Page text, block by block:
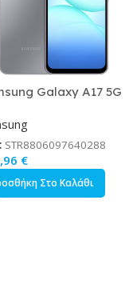
Galaxy A17 5G
STR8806097640288
€
Στο Καλάθι